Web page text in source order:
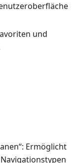
und
Ermöglicht